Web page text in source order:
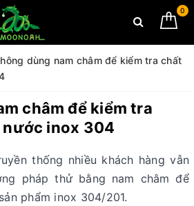
0
dùng nam châm để kiểm tra chất
châm để kiểm tra
inox 304
thống nhiều khách hàng vẫn
pháp thử bằng nam châm để
phẩm inox 304/201.